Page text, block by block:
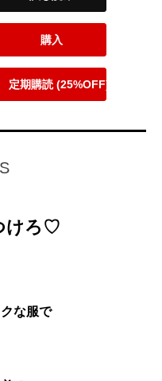
購入
定期購読 (25%OFF)
けろ♡
な服で